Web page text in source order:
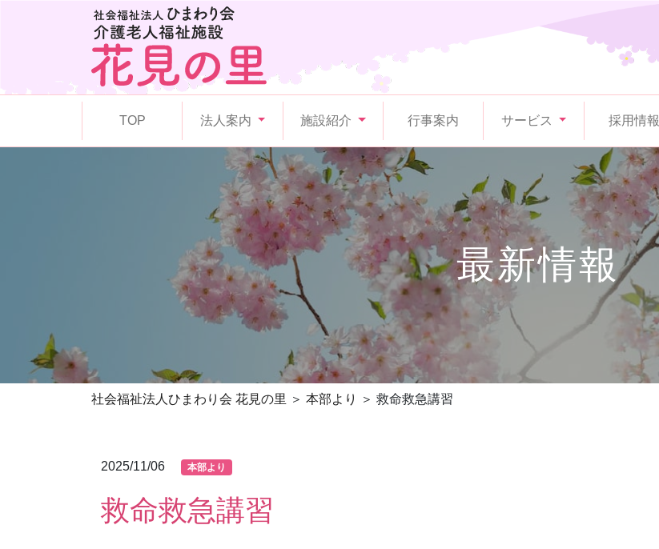
TOP 法人案内 施設紹介 行事案内 サービス 採用情報
最新情報
社会福祉法人ひまわり会 花見の里 本部より 救命救急講習
2025/11/06 本部より
救命救急講習